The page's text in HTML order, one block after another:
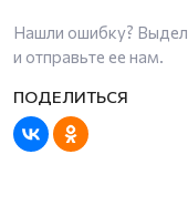
Нашли ошибку?
и отправьте ее нам.